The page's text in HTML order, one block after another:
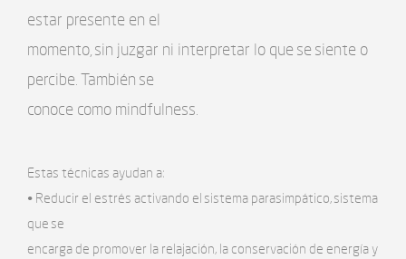
estar presente en el
momento, sin juzgar ni interpretar lo que se siente o
percibe. También se
conoce como mindfulness.
Estas técnicas ayudan a:
• Reducir el estrés activando el sistema parasimpático, sistema
que se
encarga de promover la relajación, la conservación de energía y